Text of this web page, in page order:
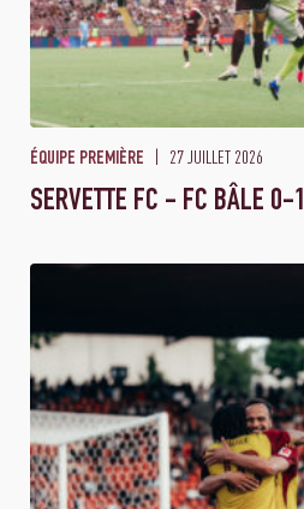
ÉQUIPE PREMIÈRE 27 JUILLET 2026
SERVETTE FC - FC BÂLE 0-1